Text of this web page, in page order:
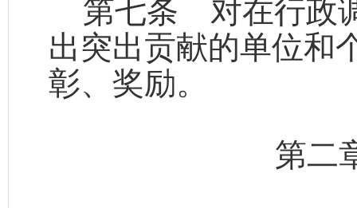
第七条 对在行政
出突出贡献的单位和
彰、奖励。
第二